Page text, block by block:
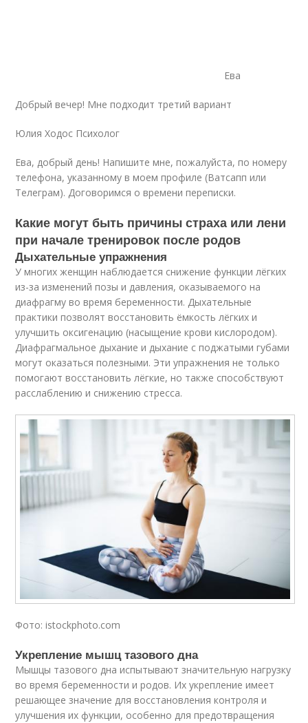
Ева
Добрый вечер! Мне подходит третий вариант
Юлия Ходос Психолог
Ева, добрый день! Напишите мне, пожалуйста, по номеру
телефона, указанному в моем профиле (Ватсапп или
Телеграм). Договоримся о времени переписки.
Какие могут быть причины страха или лени
при начале тренировок после родов
Дыхательные упражнения
У многих женщин наблюдается снижение функции лёгких
из-за изменений позы и давления, оказываемого на
диафрагму во время беременности. Дыхательные
практики позволят восстановить ёмкость лёгких и
улучшить оксигенацию (насыщение крови кислородом).
Диафрагмальное дыхание и дыхание с поджатыми губами
могут оказаться полезными. Эти упражнения не только
помогают восстановить лёгкие, но также способствуют
расслаблению и снижению стресса.
Фото: istockphoto.com
Укрепление мышц тазового дна
Мышцы тазового дна испытывают значительную нагрузку
во время беременности и родов. Их укрепление имеет
решающее значение для восстановления контроля и
улучшения их функции, особенно для предотвращения